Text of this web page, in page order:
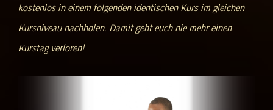
kostenlos in einem folgenden identischen Kurs im gleichen
Kursniveau nachholen. Damit geht euch nie mehr einen
Kurstag verloren!